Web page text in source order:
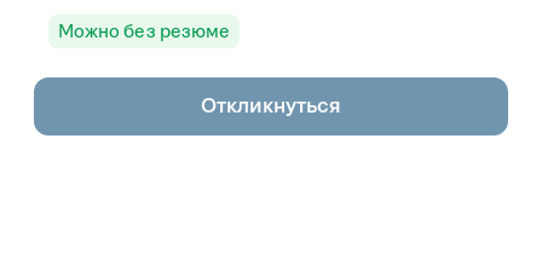
Можно без резюме
Откликнуться